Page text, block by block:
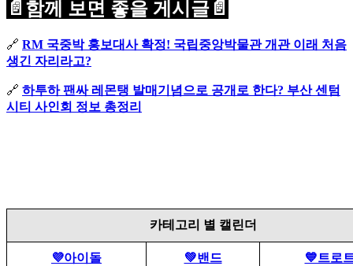
📄함께 보면 좋을 게시글📄
🔗 RM 국중박 홍보대사 확정! 국립중앙박물관 개관 이래 처음
생긴 자리라고?
🔗 하투하 팬싸 레몬탱 발매기념으로 공개로 한다? 부산 센텀
시티 사인회 정보 총정리
카테고리 별 캘린더
💜아이돌 💚밴드 💙트로